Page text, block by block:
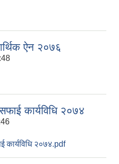
ऐन २०७६
कार्यविधि २०७४
कार्यविधि २०७४.pdf